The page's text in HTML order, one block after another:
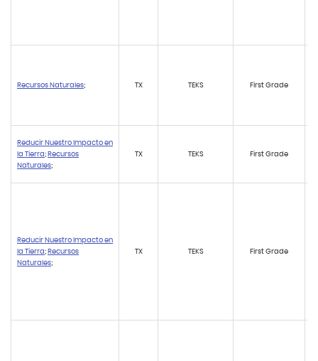
Recursos Naturales; TX TEKS First Grade
Reducir Nuestro Impacto en
la Tierra; Recursos
Naturales;
TX TEKS First Grade
Reducir Nuestro Impacto en
la Tierra; Recursos
Naturales;
TX TEKS First Grade